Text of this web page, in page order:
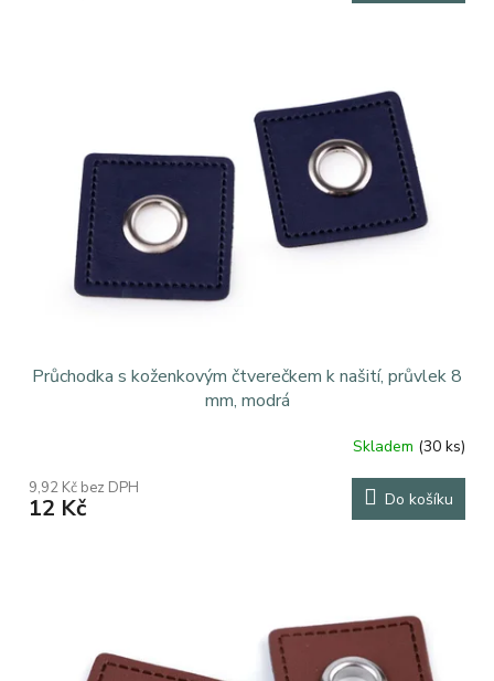
Průchodka s koženkovým čtverečkem k našití, průvlek 8
mm, modrá
Skladem (30 ks)
9,92 Kč bez DPH
12 Kč Do košíku